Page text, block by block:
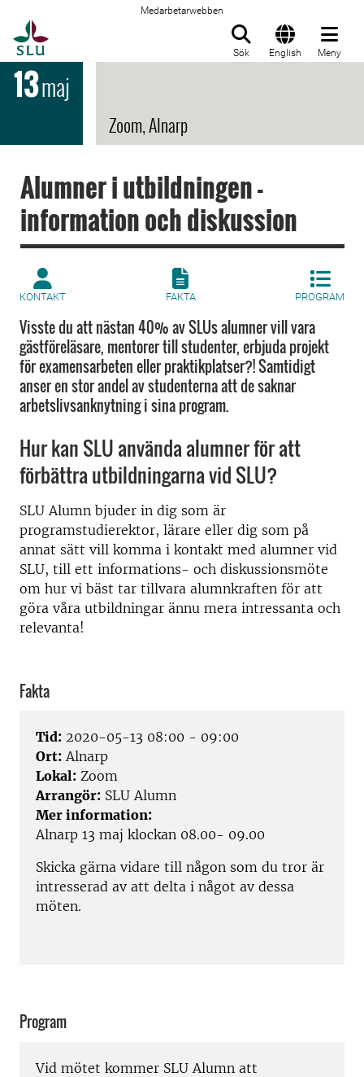
Medarbetarwebben
Sök English Meny
13maj
Zoom, Alnarp
Alumner i utbildningen -
information och diskussion
KONTAKT FAKTA PROGRAM
Visste du att nästan 40% av SLUs alumner vill vara
gästföreläsare, mentorer till studenter, erbjuda projekt
för examensarbeten eller praktikplatser?! Samtidigt
anser en stor andel av studenterna att de saknar
arbetslivsanknytning i sina program.
Hur kan SLU använda alumner för att
förbättra utbildningarna vid SLU?
SLU Alumn bjuder in dig som är
programstudierektor, lärare eller dig som på
annat sätt vill komma i kontakt med alumner vid
SLU, till ett informations- och diskussionsmöte
om hur vi bäst tar tillvara alumnkraften för att
göra våra utbildningar ännu mera intressanta och
relevanta!
Fakta
Tid: 2020-05-13 08:00 - 09:00
Ort: Alnarp
Lokal: Zoom
Arrangör: SLU Alumn
Mer information:
Alnarp 13 maj klockan 08.00- 09.00
Skicka gärna vidare till någon som du tror är
intresserad av att delta i något av dessa
möten.
Program
Vid mötet kommer SLU Alumn att